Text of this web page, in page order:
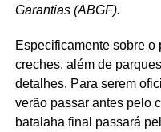
Garantias (ABGF).
Especificamente sobre
creches, além de
detalhes. Para serem
verão passar antes pelo
batalaha final passará